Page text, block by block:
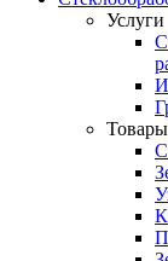
Услуги
Товары